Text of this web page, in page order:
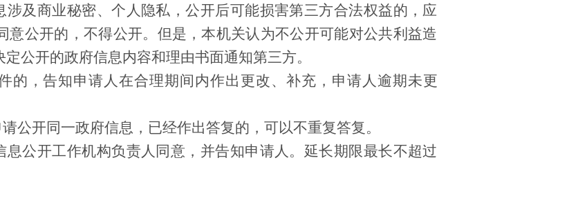
涉及商业秘密、个人隐私，公开后可能损害第三方合法权益的，应
意公开的，不得公开。但是，本机关认为不公开可能对公共利益造
公开的政府信息内容和理由书面通知第三方。
的，告知申请人在合理期间内作出更改、补充，申请人逾期未更
公开同一政府信息，已经作出答复的，可以不重复答复。
公开工作机构负责人同意，并告知申请人。延长期限最长不超过